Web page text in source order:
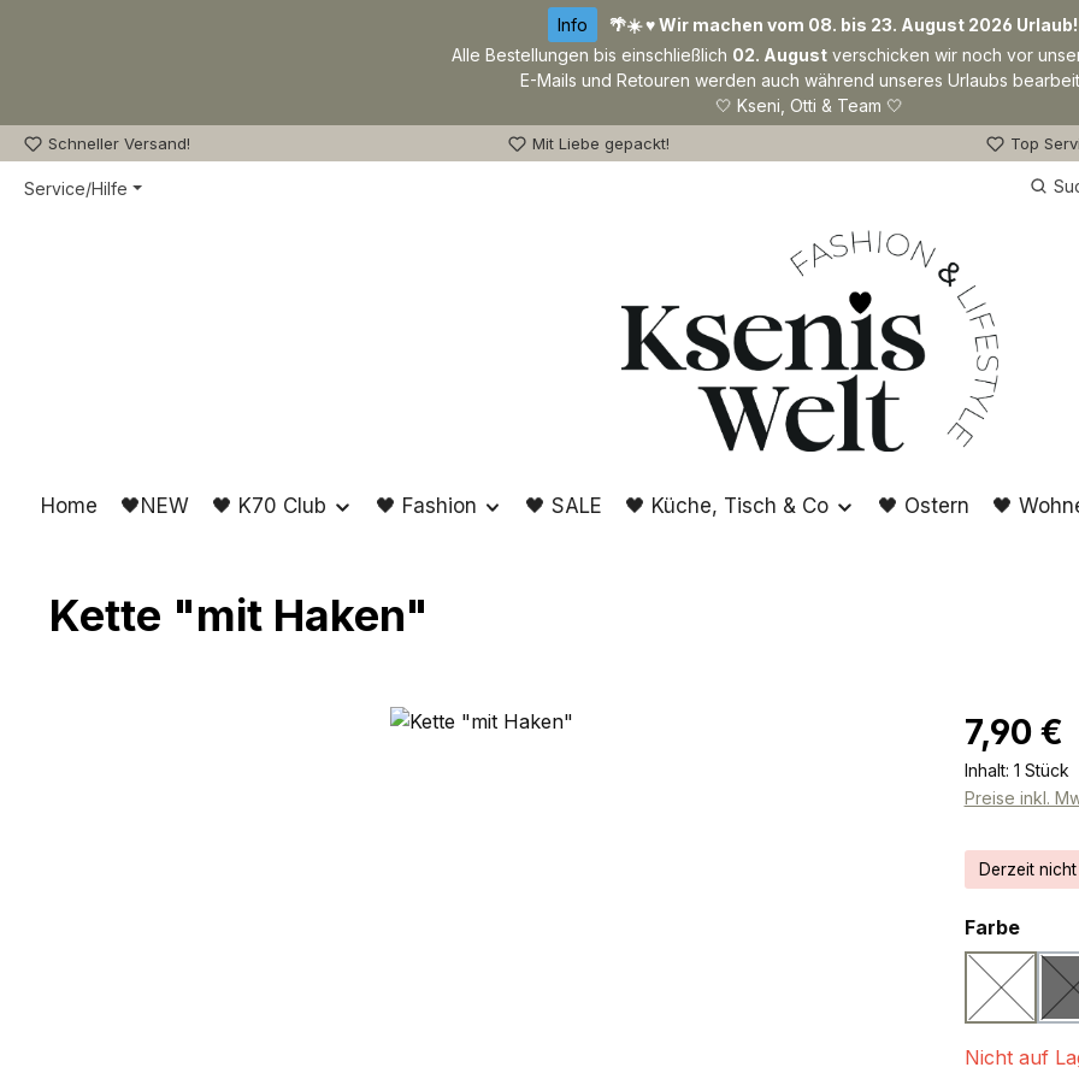
Info
🌴☀️ ♥ Wir machen vom 08. bis 23. August 2026 Urlaub!
Alle Bestellungen bis einschließlich 02. August verschicken wir noch vor
E-Mails und Retouren werden auch während unseres Urlaubs
🤍 Kseni, Otti & Team 🤍
Schneller Versand! Mit Liebe gepackt! Top
Service/Hilfe
Home 🖤NEW 🖤 K70 Club 🖤 Fashion 🖤 SALE 🖤 Küche, Tisch & Co 🖤 Ostern 🖤
Kette "mit Haken"
Regulärer
7,90 €
Inhalt: 1 Stück
Preise inkl.
Derzeit
Farbe
weiß
(Diese
Nicht auf